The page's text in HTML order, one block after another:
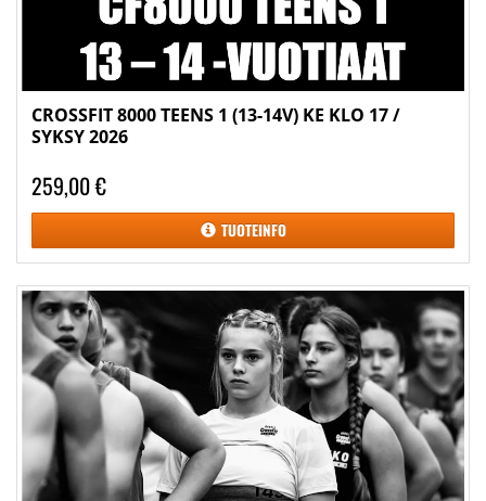
CROSSFIT 8000 TEENS 1 (13-14V) KE KLO 17 /
SYKSY 2026
259,00 €
TUOTEINFO